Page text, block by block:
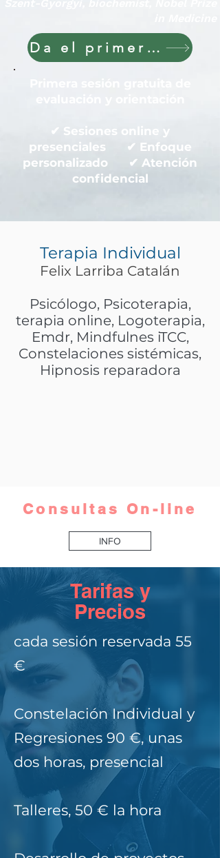
Da el primer paso hoy
✔ Sesiones online y
presenciales ✔ Enfoque
personalizado ✔ Atención
confidencial
Terapia Individual
Felix Larriba Catalán
Psicólogo, Psicoterapia,
terapia online, Logoterapia,
Emdr, Mindfulnes iTCC,
Constelaciones sistémicas,
Hipnosis reparadora
Consultas On-line
INFO
Tarifas y
Precios
cada sesión reservada 55
€
Constelación Individual y
Regresiones 90 €, unas
dos horas, presencial
Talleres, 50 € la hora